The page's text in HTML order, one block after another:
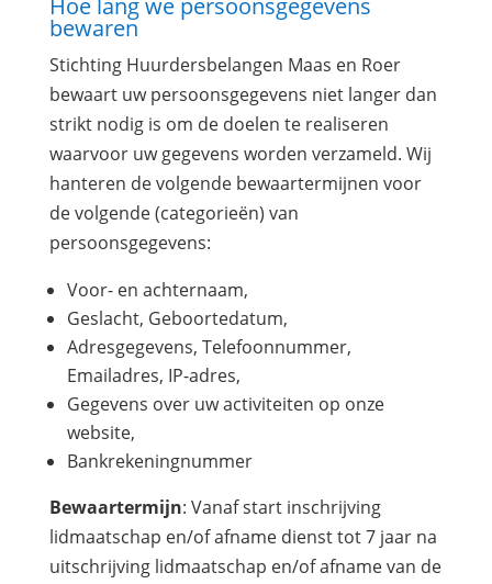
Hoe lang we persoonsgegevens
bewaren
Stichting Huurdersbelangen Maas en Roer
bewaart uw persoonsgegevens niet langer dan
strikt nodig is om de doelen te realiseren
waarvoor uw gegevens worden verzameld. Wij
hanteren de volgende bewaartermijnen voor
de volgende (categorieën) van
persoonsgegevens:
Voor- en achternaam,
Geslacht, Geboortedatum,
Adresgegevens, Telefoonnummer,
Emailadres, IP-adres,
Gegevens over uw activiteiten op onze
website,
Bankrekeningnummer
Bewaartermijn: Vanaf start inschrijving
lidmaatschap en/of afname dienst tot 7 jaar na
uitschrijving lidmaatschap en/of afname van de